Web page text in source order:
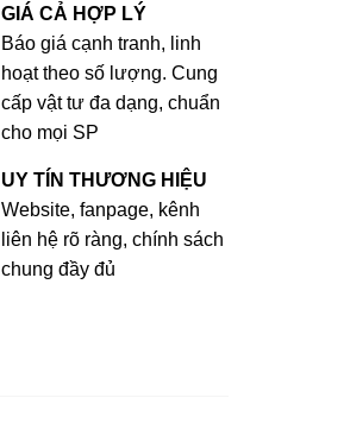
GIÁ CẢ HỢP LÝ
Báo giá cạnh tranh, linh
hoạt theo số lượng. Cung
cấp vật tư đa dạng, chuẩn
cho mọi SP
UY TÍN THƯƠNG HIỆU
Website, fanpage, kênh
liên hệ rõ ràng, chính sách
chung đầy đủ